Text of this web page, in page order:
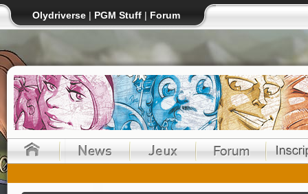
Olydriverse | PGM Stuff | Forum